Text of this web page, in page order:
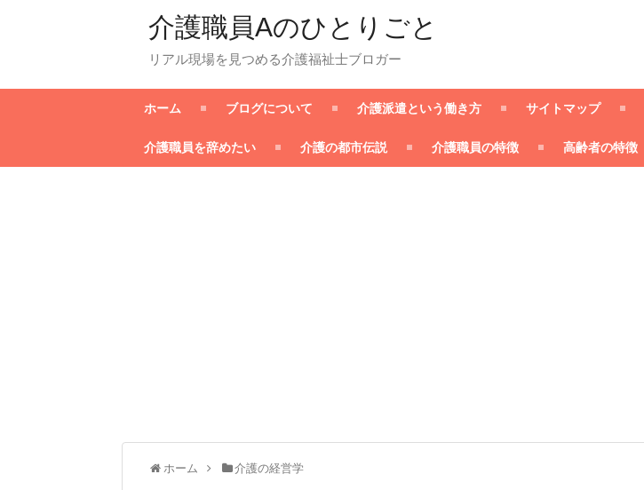
介護職員Aのひとりごと
リアル現場を見つめる介護福祉士ブロガー
ホーム ブログについて 介護派遣という働き方 サイトマップ
介護職員を辞めたい 介護の都市伝説 介護職員の特徴 高齢者の特徴
ホーム 介護の経営学